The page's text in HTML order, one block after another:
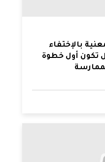
بالإختفاء
تكون أول خطوة